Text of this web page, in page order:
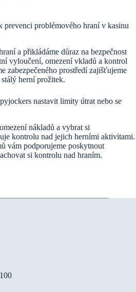
prevenci problémového hraní v kasinu
a přikládáme důraz na bezpečnost
vyloučení, omezení vkladů a kontrol
zabezpečeného prostředí zajišťujeme
herní prožitek.
nastavit limity útrat nebo se
nákladů a vybrat si
kontrolu nad jejich herními aktivitami.
vám podporujeme poskytnout
si kontrolu nad hraním.